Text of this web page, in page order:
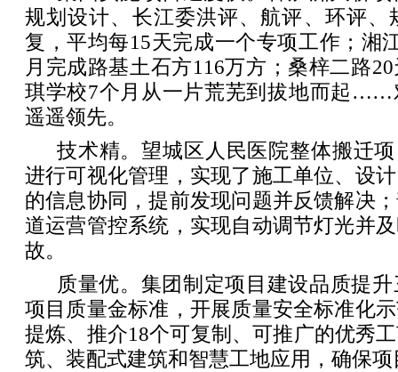
规划设计、长江委洪评、航评、环评、
复，平均每15天完成一个专项工作；湘
月完成路基土石方116万方；桑梓二路
琪学校7个月从一片荒芜到拔地而起……
遥遥领先。
技术精。望城区人民医院整体搬迁
进行可视化管理，实现了施工单位、设
的信息协同，提前发现问题并反馈解决
道运营管控系统，实现自动调节灯光并
故。
质量优。集团制定项目建设品质提
项目质量金标准，开展质量安全标准化
提炼、推介18个可复制、可推广的优秀
筑、装配式建筑和智慧工地应用，确保